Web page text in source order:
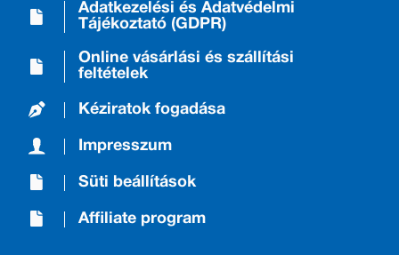
Adatkezelési és Adatvédelmi
Tájékoztató (GDPR)
Online vásárlási és szállítási
feltételek
Kéziratok fogadása
Impresszum
Süti beállítások
Affiliate program